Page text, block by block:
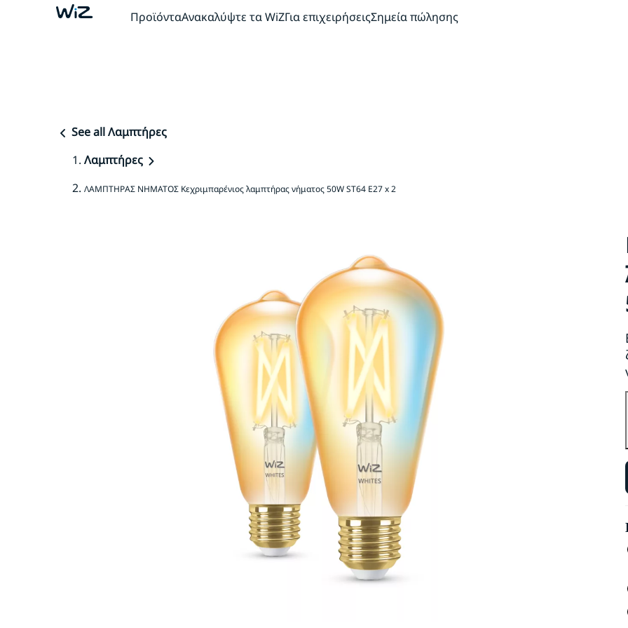
ΠροϊόνταΑνακαλύψτε τα WiZΓια επιχειρήσειςΣημεία πώλησης
See all Λαμπτήρες
Λαμπτήρες
ΛΑΜΠΤΗΡΑΣ ΝΗΜΑΤΟΣ Κεχριμπαρένιος λαμπτήρας νήματος 50W ST64 E27 x 2